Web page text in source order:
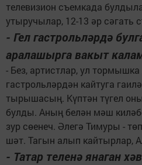
телевизион съемкада
утыручылар, 12-13 әр сәгать
- Гел гастрольләрдә
аралашырга вакыт
- Без, артистлар, ул
гастрольләрдән кайтуга
тырышасың. Күптән түгел
булды. Аның белән мәш
зур сөенеч. Әлегә Тимуры -
шәт. Тагын алып кайтырлар,
- Татар теленә янаган